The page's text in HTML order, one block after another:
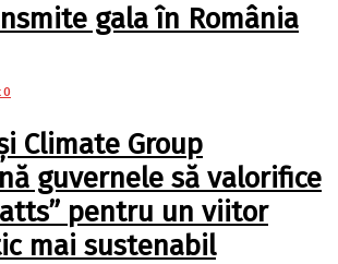
gala în România
0
Climate Group
guvernele să valorifice
pentru un viitor
mai sustenabil